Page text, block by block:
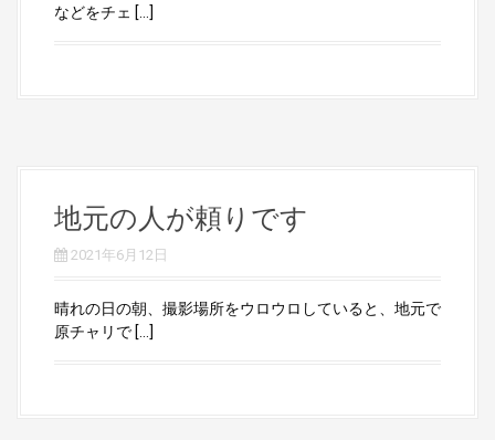
などをチェ […]
地元の人が頼りです
2021年6月12日
晴れの日の朝、撮影場所をウロウロしていると、地元で
原チャリで […]